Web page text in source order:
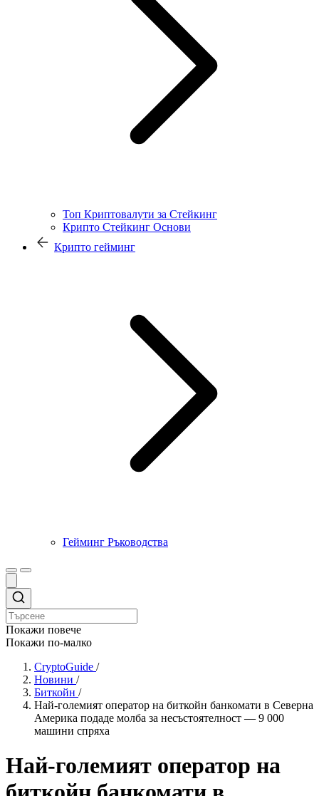
Топ Криптовалути за Стейкинг
Крипто Стейкинг Основи
Крипто гейминг
Гейминг Ръководства
Покажи повече
Покажи по-малко
CryptoGuide /
Новини /
Биткойн /
Най-големият оператор на биткойн банкомати в Северна
Америка подаде молба за несъстоятелност — 9 000
машини спряха
Най-големият оператор на